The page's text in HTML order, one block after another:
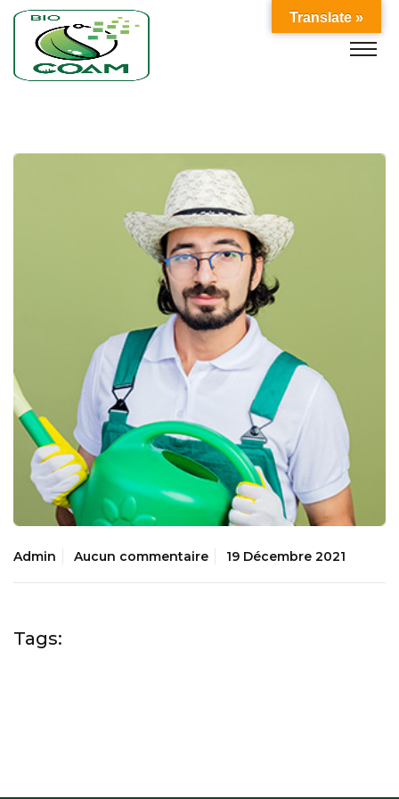
Admin Aucun commentaire 19 Décembre 2021
Tags:
Translate »